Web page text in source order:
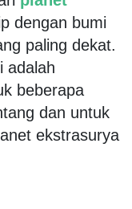
dengan bumi
paling dekat.
adalah
beberapa
dan untuk
ekstrasurya